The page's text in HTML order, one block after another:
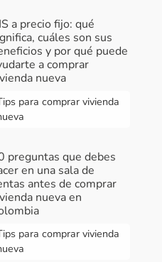
Viventa
en Bogota
Carlos Patiño
no
Si
a precio fijo: qué
cuáles son sus
y por qué puede
a comprar
nueva
para comprar vivienda
preguntas que debes
en una sala de
antes de comprar
nueva en
para comprar vivienda